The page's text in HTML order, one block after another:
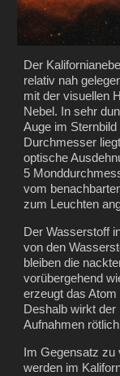
Der
relativ nah
mit der visuellen
Nebel. In sehr
Auge im
Durchmesser
optische
5
vom
zum Leuchten
Der Wasserstoff
von den
bleiben die
vorübergehend
erzeugt das
Deshalb wirkt der
Aufnahmen
Im Gegensatz
werden im